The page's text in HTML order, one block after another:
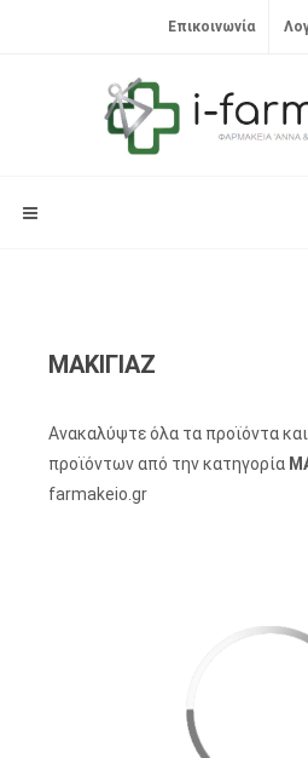
Επικοινωνία
ΜΑΚΙΓΙΑΖ
Ανακαλύψτε όλα τα προϊόντα
προϊόντων από την κατηγορία
farmakeio.gr